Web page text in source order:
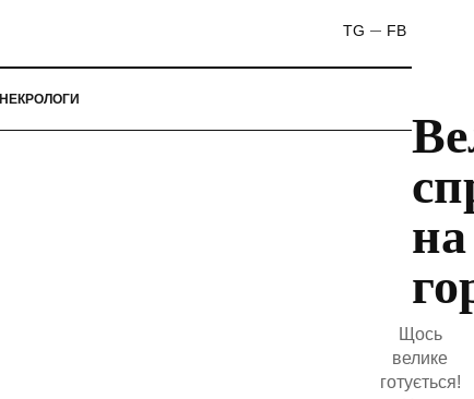
FB
TG
НЕКРОЛОГИ
на
Щось
велике
готується!